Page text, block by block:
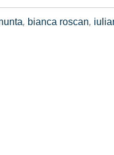
, bianca roscan,